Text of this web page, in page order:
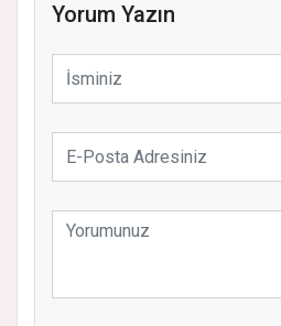
Yorum Yazın